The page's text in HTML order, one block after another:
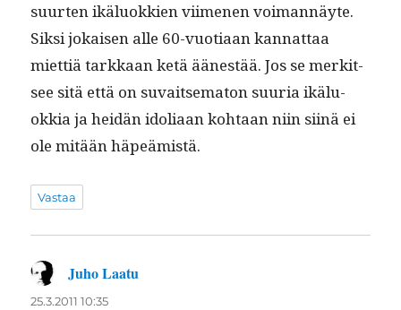
suurten ikälu­okkien viime­nen voiman­näyte.
Sik­si jokaisen alle 60-vuo­ti­aan kan­nat­taa
miet­tiä tarkkaan ketä äänestää. Jos se merk­it­
see sitä että on suvait­se­ma­ton suuria ikälu­
okkia ja hei­dän ido­l­iaan kohtaan niin siinä ei
ole mitään häpeämistä.
Vastaa
Juho Laatu
25.3.2011 10:35